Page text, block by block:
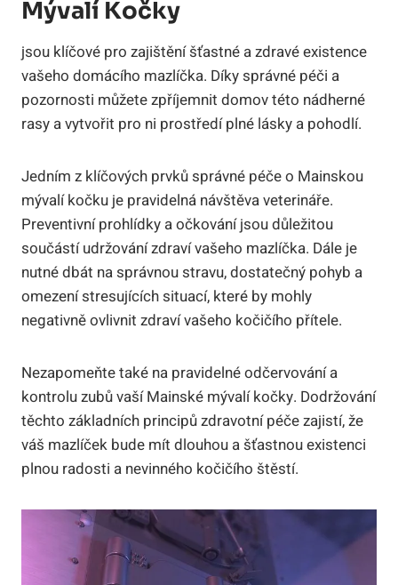
Mývalí Kočky
jsou klíčové pro zajištění šťastné a zdravé existence
vašeho domácího mazlíčka. Díky správné péči a
pozornosti můžete zpříjemnit domov této nádherné
rasy a vytvořit pro ni prostředí plné lásky a pohodlí.
Jedním z klíčových prvků správné péče o Mainskou
mývalí kočku je pravidelná návštěva veterináře.
Preventivní prohlídky a očkování jsou důležitou
součástí udržování zdraví vašeho mazlíčka. Dále je
nutné dbát na správnou stravu, dostatečný pohyb a
omezení stresujících situací, které by mohly
negativně ovlivnit zdraví vašeho kočičího přítele.
Nezapomeňte také na pravidelné odčervování a
kontrolu zubů vaší Mainské mývalí kočky. Dodržování
těchto základních principů zdravotní péče zajistí, že
váš mazlíček bude mít dlouhou a šťastnou existenci
plnou radosti a nevinného kočičího štěstí.